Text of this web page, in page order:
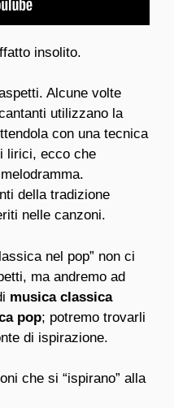
insolito.
Alcune volte
utilizzano la
con una tecnica
lirici, ecco che
della tradizione
nelle canzoni.
nel pop” non ci
ma andremo ad
musica classica
pop; potremo trovarli
di ispirazione.
che si “ispirano” alla